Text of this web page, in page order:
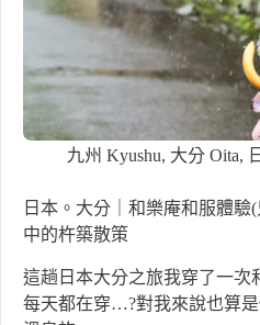
九州 Kyushu, 大分 Oita,
日本。大分｜和樂庵和服體驗
中的杵築散策
這趟日本大分之旅我穿了一次
每天都在穿…?對我來說也算